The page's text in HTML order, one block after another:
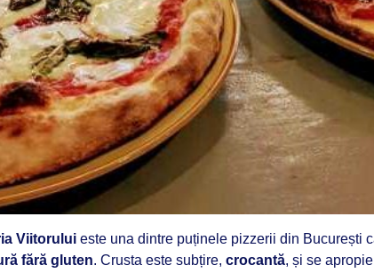
Viitorului este una dintre puținele pizzerii din București
fără gluten. Crusta este subțire, crocantă, și se